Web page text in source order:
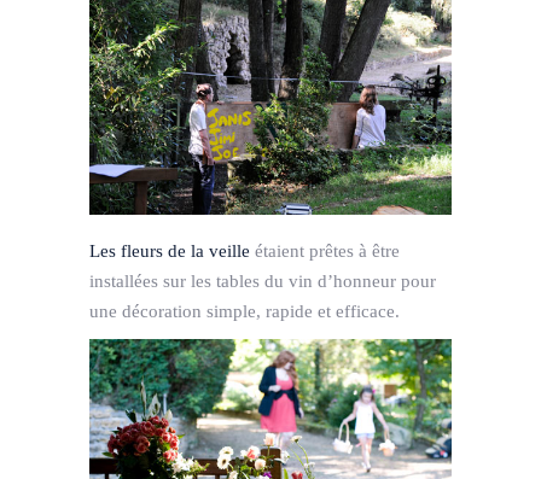
Les fleurs de la veille étaient prêtes à être
installées sur les tables du vin d’honneur pour
une décoration simple, rapide et efficace.